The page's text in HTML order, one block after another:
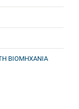
ΒΙΟΜΗΧΑΝΙΑ